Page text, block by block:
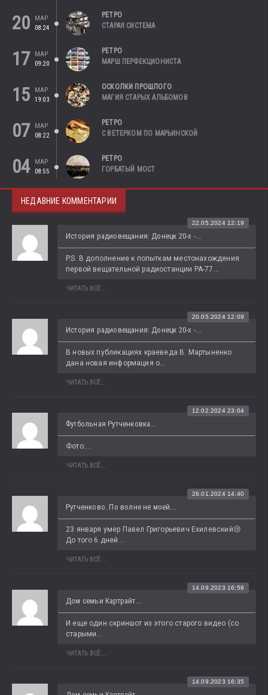
20
МАР
08:24
РЕТРО
СТАРАЯ СИСТЕМА
17
МАР
09:20
РЕТРО
МАРШ ПЕРФЕКЦИОНИСТА
15
МАР
19:03
ОСКОЛКИ ПРОШЛОГО
МАГИЯ СТАРЫХ АЛЬБОМОВ
07
МАР
08:22
РЕТРО
С ВЕТЕРКОМ ПО МАРЬИНСКОЙ
04
МАР
08:55
РЕТРО
ГОРБАТЫЙ МОСТ
НЕДАВНИЕ КОММЕНТАРИИ
История радиовещания: Донецк 20-х -...
22.05.2024 12:19
P.S. В дополнение к попыткам местонахождения
первой вещательной радиостанции РА-77...
ЧИТАТЬ ВСЁ...
История радиовещания: Донецк 20-х -...
20.05.2024 12:09
В новых публикациях краеведа В. Мартыненко
дана новая информация о...
ЧИТАТЬ ВСЁ...
Футбольная Рутченковка...
12.02.2024 23:04
Фото:...
ЧИТАТЬ ВСЁ...
Рутченково. По волне не моей...
26.01.2024 14:40
23 января умер Павел Григорьевич Ехилевский😢
До того 6 дней...
ЧИТАТЬ ВСЁ...
Дом семьи Картрайт...
14.09.2023 16:58
И еще один скриншот из этого старого видео (со
старыми...
ЧИТАТЬ ВСЁ...
14.09.2023 16:35